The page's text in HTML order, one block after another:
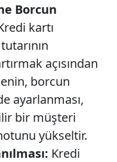
Borcun
kartı
açısından
borcun
ayarlanması,
bir müşteri
yükseltir.
Kredi